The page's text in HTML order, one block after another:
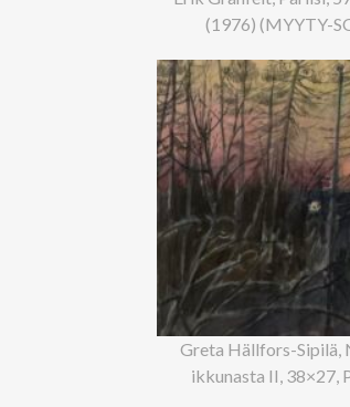
(1976) (MYYTY-
Greta Hällfors-Sipilä,
ikkunasta II, 38×27,